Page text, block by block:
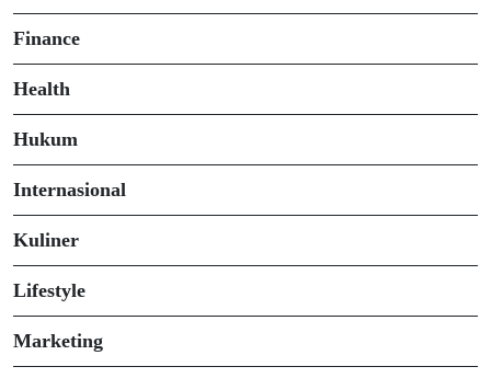
Finance
Health
Hukum
Internasional
Kuliner
Lifestyle
Marketing